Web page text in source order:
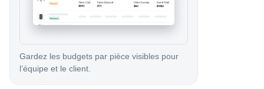
Gardez les budgets par pièce visibles pour
l’équipe et le client.